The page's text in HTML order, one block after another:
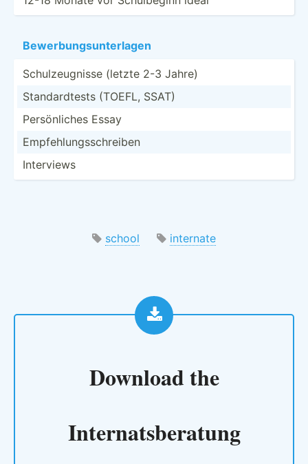
Bewerb­ung­sun­ter­lagen
Schulz­eug­nisse (letzte 2-3 Jahre)
Standa­rdtests (TOEFL, SSAT)
Persön­liches Essay
Empfeh­lun­gss­chr­eiben
Interviews
school internate
Download the
Internatsberatung